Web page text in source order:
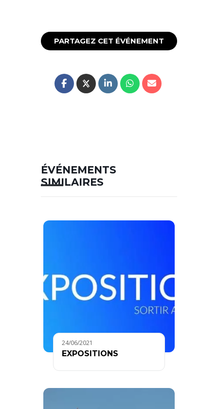
PARTAGEZ CET ÉVÉNEMENT
ÉVÉNEMENTS
SIMILAIRES
24/06/2021
EXPOSITIONS